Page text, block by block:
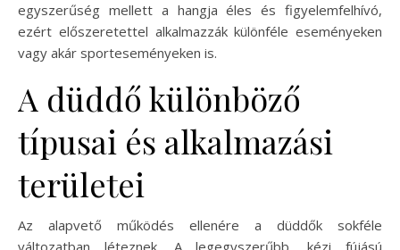
egyszerűség mellett a hangja éles és figyelemfelhívó,
ezért előszeretettel alkalmazzák különféle eseményeken
vagy akár sporteseményeken is.
A düddő különböző
típusai és alkalmazási
területei
Az alapvető működés ellenére a düddők sokféle